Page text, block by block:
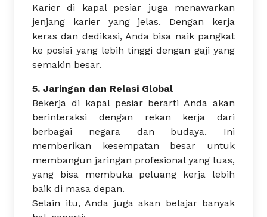
Karier di kapal pesiar juga menawarkan
jenjang karier yang jelas. Dengan kerja
keras dan dedikasi, Anda bisa naik pangkat
ke posisi yang lebih tinggi dengan gaji yang
semakin besar.
5. Jaringan dan Relasi Global
Bekerja di kapal pesiar berarti Anda akan
berinteraksi dengan rekan kerja dari
berbagai negara dan budaya. Ini
memberikan kesempatan besar untuk
membangun jaringan profesional yang luas,
yang bisa membuka peluang kerja lebih
baik di masa depan.
Selain itu, Anda juga akan belajar banyak